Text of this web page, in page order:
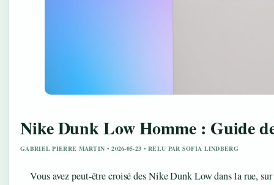
Nike Dunk Low Homme : Guide
GABRIEL PIERRE MARTIN • 2026-05-23 • RELU PAR SOFIA LINDBERG
Vous avez peut-être croisé des Nike Dunk Low dans la rue,